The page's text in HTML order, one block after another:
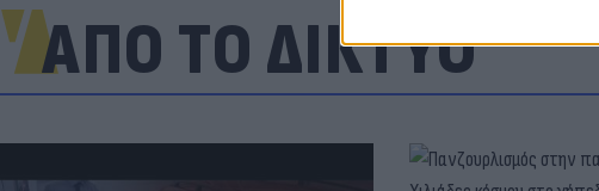
ΑΠΟ ΤΟ ΔΙΚΤΥΟ